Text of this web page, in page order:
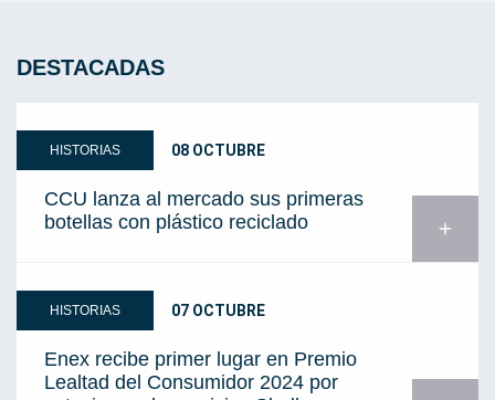
DESTACADAS
HISTORIAS 08 OCTUBRE
CCU lanza al mercado sus primeras
botellas con plástico reciclado
add
HISTORIAS 07 OCTUBRE
Enex recibe primer lugar en Premio
Lealtad del Consumidor 2024 por